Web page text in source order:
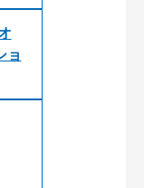
ョ